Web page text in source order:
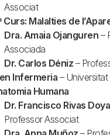
Associat
Curs: Malalties de
Dra. Amaia Ojanguren –
Associada
Dr. Carlos Déniz –
Infermeria –
Humana
Dr. Francisco Rivas
Professor Associat